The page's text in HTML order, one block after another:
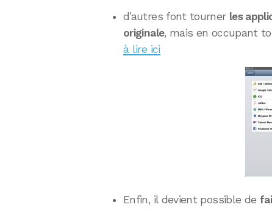
d’autres font tourner les
originale, mais en occupant
à lire ici
Enfin, il devient possible de